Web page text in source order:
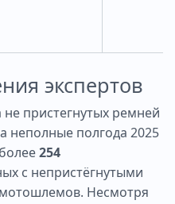
экспертов
пристегнутых ремней
неполные полгода 2025
254
с непристёгнутыми
Несмотря